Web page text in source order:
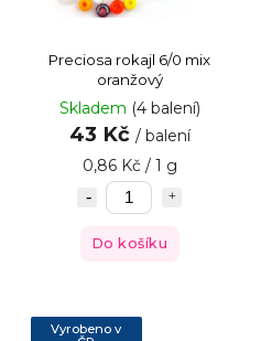
Preciosa rokajl 6/0 mix
oranžový
Skladem (4 balení)
43 Kč / balení
0,86 Kč / 1 g
Do košíku
Vyrobeno v